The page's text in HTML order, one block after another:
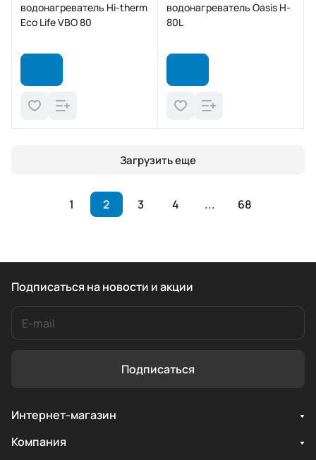
водонагреватель Hi-therm
Eco Life VBO 80
водонагреватель Oasis H-
80L
Загрузить еще
1 2 3 4 ... 68
Подписаться на новости и акции
Подписаться
Интернет-магазин
Компания